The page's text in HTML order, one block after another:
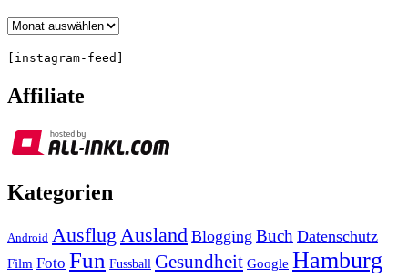
Archiv
[instagram-feed]
Affiliate
Kategorien
Android Ausflug Ausland Blogging Buch Datenschutz
Film Foto Fun Fussball Gesundheit Google Hamburg